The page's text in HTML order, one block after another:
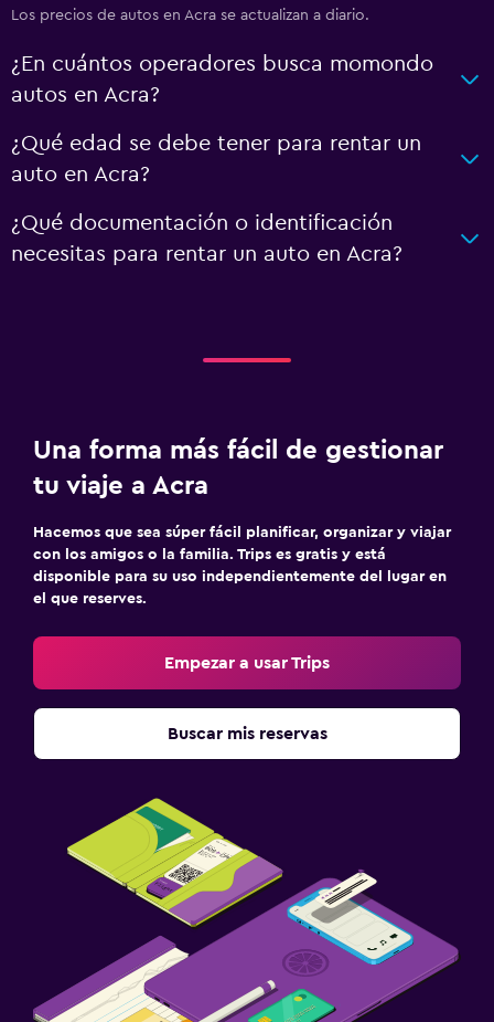
Los precios de autos en Acra se actualizan a diario.
¿En cuántos operadores busca momondo
autos en Acra?
¿Qué edad se debe tener para rentar un
auto en Acra?
¿Qué documentación o identificación
necesitas para rentar un auto en Acra?
Una forma más fácil de gestionar
tu viaje a Acra
Hacemos que sea súper fácil planificar, organizar y viajar
con los amigos o la familia. Trips es gratis y está
disponible para su uso independientemente del lugar en
el que reserves.
Empezar a usar Trips
Buscar mis reservas